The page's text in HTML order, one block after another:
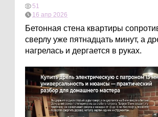
51
16 апр 2026
Бетонная стена квартиры
сверлу уже пятнадцать минут, а
нагрелась и дергается в руках.